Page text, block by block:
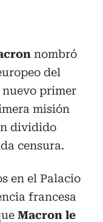
nombró
del
primer
misión
dividido
censura.
en el Palacio
francesa
Macron le